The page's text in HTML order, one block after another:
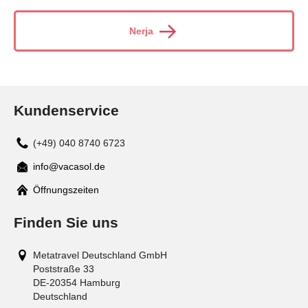
Nerja
Kundenservice
(+49) 040 8740 6723
Mail
info@vacasol.de
Öffnungszeiten
Finden Sie uns
Metatravel Deutschland GmbH
Poststraße 33
DE-20354 Hamburg
Deutschland